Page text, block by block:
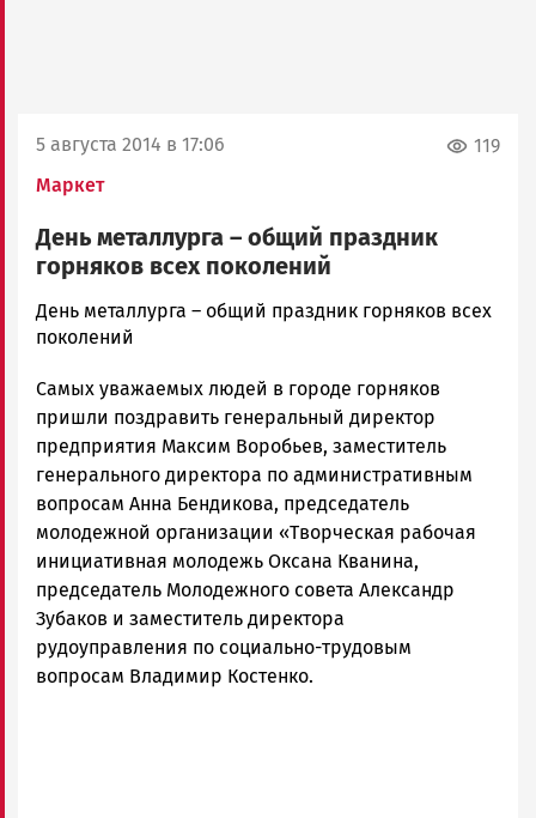
5 августа 2014 в 17:06
Маркет
119
День металлурга – общий праздник
горняков всех поколений
admintimur
Новости
и
Карелии
|
Петрозаводск
ГОВОРИТ
День металлурга – общий праздник горняков всех
поколений
Самых уважаемых людей в городе горняков
пришли поздравить генеральный директор
предприятия Максим Воробьев, заместитель
генерального директора по административным
вопросам Анна Бендикова, председатель
молодежной организации «Творческая рабочая
инициативная молодежь Оксана Кванина,
председатель Молодежного совета Александр
Зубаков и заместитель директора
рудоуправления по социально-трудовым
вопросам Владимир Костенко.